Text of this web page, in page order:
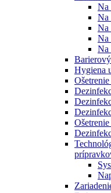
Na
Na
Na
Na
Na
Hygiena